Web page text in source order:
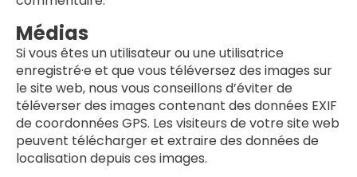
Médias
Si vous êtes un utilisateur ou une utilisatrice
enregistré·e et que vous téléversez des images sur
le site web, nous vous conseillons d’éviter de
téléverser des images contenant des données EXIF
de coordonnées GPS. Les visiteurs de votre site web
peuvent télécharger et extraire des données de
localisation depuis ces images.